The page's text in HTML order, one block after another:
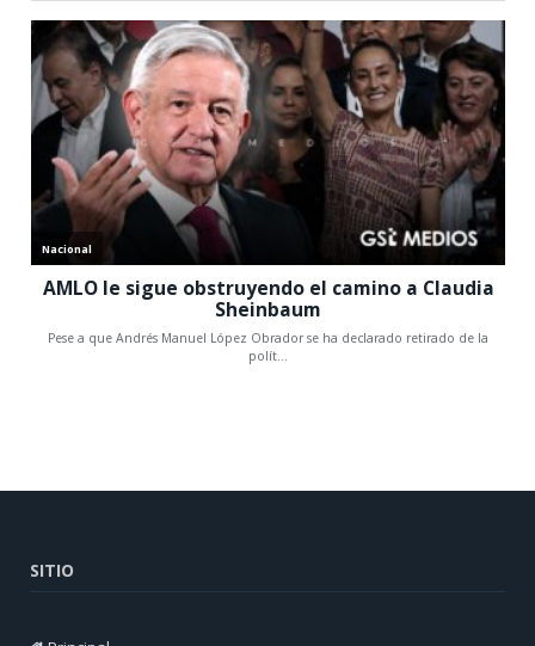
SITIO